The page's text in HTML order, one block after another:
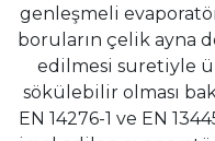
genleşmeli
boruların çelik ayna
edilmesi suretiyle
sökülebilir olması
EN 14276-1 ve EN